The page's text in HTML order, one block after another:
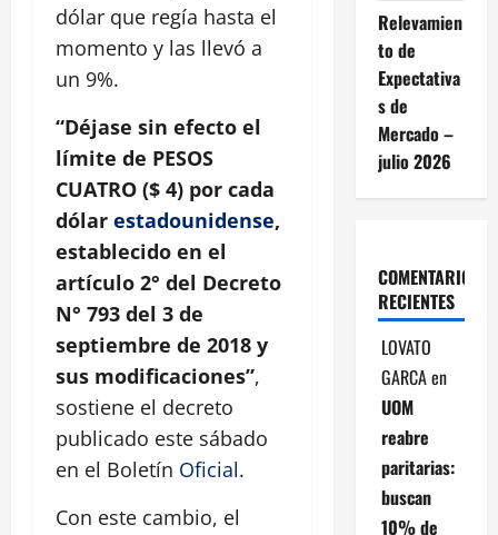
dólar que regía hasta el
momento y las llevó a
un 9%.
“Déjase sin efecto el
límite de PESOS
CUATRO ($ 4) por cada
dólar estadounidense,
establecido en el
artículo 2° del Decreto
N° 793 del 3 de
septiembre de 2018 y
sus modificaciones”,
sostiene el decreto
publicado este sábado
en el Boletín Oficial.
Con este cambio, el
Relevamien
to de
Expectativa
s de
Mercado –
julio 2026
COMENTARIOS
RECIENTES
LOVATO
GARCAen
UOM
reabre
paritarias:
buscan
10% de